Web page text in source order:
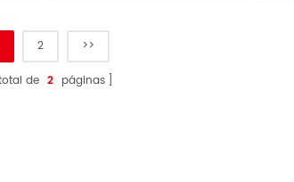
2 >>
de 2 páginas